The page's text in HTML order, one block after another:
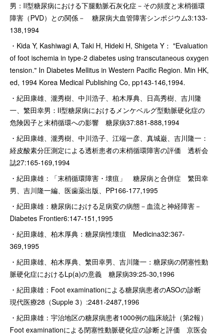
男：Ⅱ型糖尿病における下腿動脈石灰化症－その頻度と末梢循環
障害（PVD）との関係－ 糖尿病大血管障害シンポジウム3:133-
138,1994
・Kida Y, Kashiwagi A, Taki H, Hideki H, Shigeta Y： "Evaluation
of foot ischemia in type-2 diabetes using transcutaneous oxygen
tension." In Diabetes Mellitus in Western Pacific Region. Min HK,
ed, 1994 Korea Medical Publishing Co, pp143-146,1994.
・紀田康雄、瀧秀樹、中川浩子、柏木厚典、日高秀樹、吉川隆
一、繁田幸男：Ⅱ型糖尿病におけるメンケベルグ型動脈硬化症の
危険因子と末梢循環への影響 糖尿病37:881-888,1994
・紀田康雄、瀧秀樹、中川浩子、江端一彦、真城巌、吉川隆一：
経皮酸素分圧測定による透析患者の末梢循環障害の評価 透析会
誌27:165-169,1994
・紀田康雄：「末梢循環障害・壊疽」 糖尿病と合併症 繁田幸
男、吉川隆一編、医歯薬出版、PP166-177,1995
・紀田康雄：糖尿病における足病変の病態－血流と神経障害－
Diabetes Frontier6:147-151,1995
・紀田康雄、柏木厚典：糖尿病性壊疽 Medicina32:367-
369,1995
・紀田康雄、柏木厚典、繁田幸男、吉川隆一：糖尿病の閉塞性動
脈硬化症におけるLp(a)の意義 糖尿病39:25-30,1996
・紀田康雄：Foot examinationによる糖尿病患者のASOの診断
現代医療28（Supple 3）:2481-2487,1996
・紀田康雄：宇治地区の糖尿病患者1000例の臨床統計（第2報）
Foot examinationによる閉塞性動脈硬化症の診断と評価 京医会